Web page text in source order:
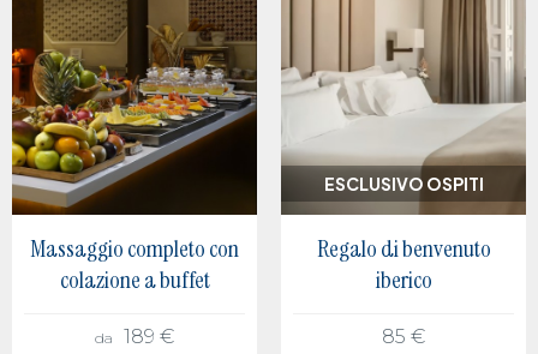
Massaggio completo con
colazione a buffet
da
189 €
ESCLUSIVO OSPITI
Regalo di benvenuto
iberico
85 €